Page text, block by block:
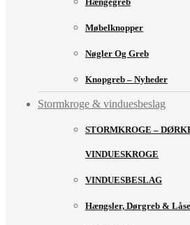
Møbelknopper
Nøgler Og Greb
Knopgreb – Nyheder
Stormkroge & vinduesbeslag
STORMKROGE –
VINDUESKROGE
VINDUESBESLAG
Hængsler, Dørgreb &